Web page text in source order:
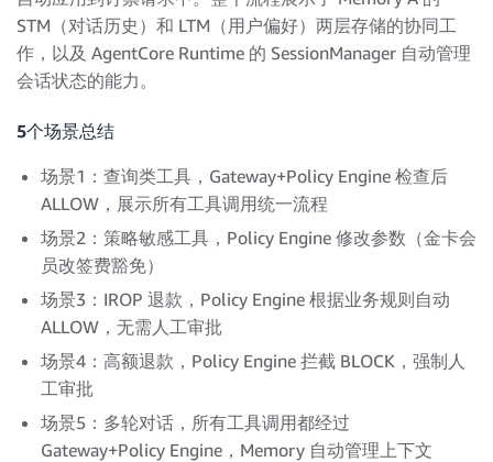
STM（对话历史）和 LTM（用户偏好）两层存储的协同工
作，以及 AgentCore Runtime 的 SessionManager 自动管理
会话状态的能力。
5个场景总结
场景1：查询类工具，Gateway+Policy Engine 检查后
ALLOW，展示所有工具调用统一流程
场景2：策略敏感工具，Policy Engine 修改参数（金卡会
员改签费豁免）
场景3：IROP 退款，Policy Engine 根据业务规则自动
ALLOW，无需人工审批
场景4：高额退款，Policy Engine 拦截 BLOCK，强制人
工审批
场景5：多轮对话，所有工具调用都经过
Gateway+Policy Engine，Memory 自动管理上下文